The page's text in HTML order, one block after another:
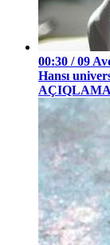
00:30 / 09
Hansı
AÇIQLAMA